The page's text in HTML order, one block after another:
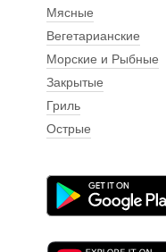
Мясные
Вегетарианские
Морские и Рыбные
Закрытые
Гриль
Острые